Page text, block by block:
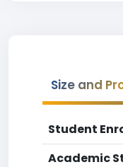
Size and
Student
Academic